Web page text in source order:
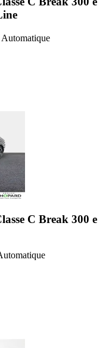
Automatique
C Break 300 e